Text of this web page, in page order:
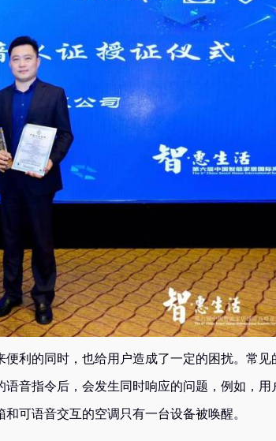
利的同时，也给用户造成了一定的困扰。常见
音指令后，会发生同时响应的问题，例如，用
可语音交互的空调只有一台设备被唤醒。